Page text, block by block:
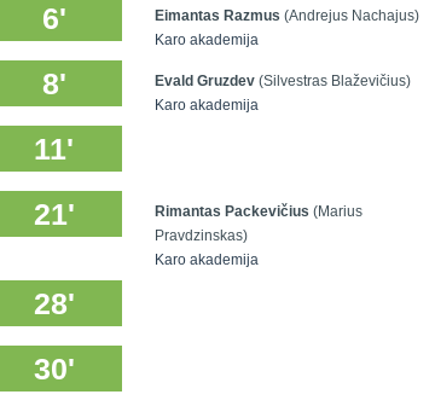
6' Eimantas Razmus (Andrejus Nachajus)
Karo akademija
8' Evald Gruzdev (Silvestras Blaževičius)
Karo akademija
11'
21'
Rimantas Packevičius (Marius
Pravdzinskas)
Karo akademija
28'
30'